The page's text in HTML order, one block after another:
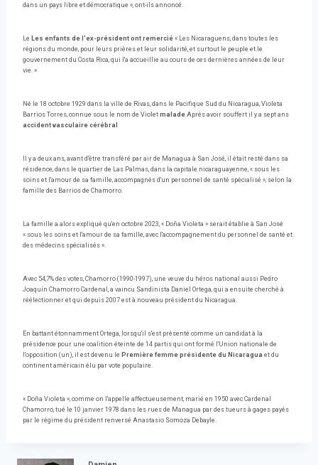
dans un pays libre et démocratique », ont-ils annoncé.
Le Les enfants de l'ex-président ont remercié « Les Nicaraguens, dans toutes les
régions du monde, pour leurs prières et leur solidarité, et surtout le peuple et le
gouvernement du Costa Rica, qui l'a accueillie au cours de ces dernières années de leur
vie. »
Né le 18 octobre 1929 dans la ville de Rivas, dans le Pacifique Sud du Nicaragua, Violeta
Barrios Torres, connue sous le nom de Violet malade Après avoir souffert il y a sept ans
accident vasculaire cérébral
Il y a deux ans, avant d'être transféré par air de Managua à San José, il était resté dans sa
résidence, dans le quartier de Las Palmas, dans la capitale nicaraguayenne, « sous les
soins et l'amour de sa famille, accompagnés d'un personnel de santé spécialisé », selon la
famille des Barrios de Chamorro.
La famille a alors expliqué qu'en octobre 2023, « Doña Violeta » serait établie à San José
« sous les soins et l'amour de sa famille, avec l'accompagnement du personnel de santé et
des médecins spécialisés ».
Avec 54,7% des votes, Chamorro (1990-1997), une veuve du héros national aussi Pedro
Joaquín Chamorro Cardenal, a vaincu Sandinista Daniel Ortega, qui a ensuite cherché à
réélectionner et qui depuis 2007 est à nouveau président du Nicaragua.
En battant étonnamment Ortega, lorsqu'il s'est présenté comme un candidat à la
présidence pour une coalition éteinte de 14 partis qui ont formé l'Union nationale de
l'opposition (un), il est devenu le Première femme présidente du Nicaragua et du
continent américain élu par vote populaire.
« Doña Violeta », comme on l'appelle affectueusement, marié en 1950 avec Cardenal
Chamorro, tué le 10 janvier 1978 dans les rues de Managua par des tueurs à gages payés
par le régime du président renversé Anastasio Somoza Debayle.